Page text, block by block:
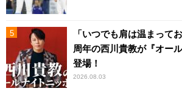
「いつでも肩は温まって
周年の西川貴教が『オー
登場！
2026.08.03